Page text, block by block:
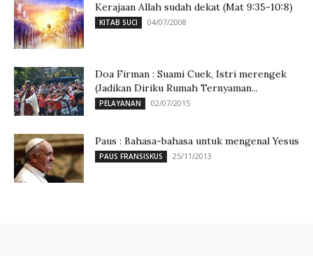
Kerajaan Allah sudah dekat (Mat 9:35-10:8)
KITAB SUCI 04/07/2008
Doa Firman : Suami Cuek, Istri merengek
(Jadikan Diriku Rumah Ternyaman...
PELAYANAN 02/07/2015
Paus : Bahasa-bahasa untuk mengenal Yesus
PAUS FRANSISKUS 25/11/2013